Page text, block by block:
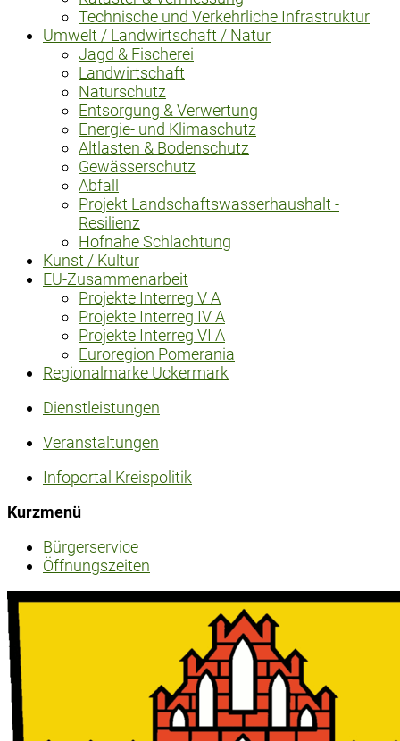
Technische und Verkehrliche Infrastruktur
Umwelt / Landwirtschaft / Natur
Jagd & Fischerei
Landwirtschaft
Naturschutz
Entsorgung & Verwertung
Energie- und Klimaschutz
Altlasten & Bodenschutz
Gewässerschutz
Abfall
Projekt Landschaftswasserhaushalt -
Resilienz
Hofnahe Schlachtung
Kunst / Kultur
EU-Zusammenarbeit
Projekte Interreg V A
Projekte Interreg IV A
Projekte Interreg VI A
Euroregion Pomerania
Regionalmarke Uckermark
Dienstleistungen
Veranstaltungen
Infoportal Kreispolitik
Kurzmenü
Bürgerservice
Öffnungszeiten